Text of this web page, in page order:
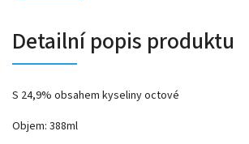
Detailní popis produktu
S 24,9% obsahem kyseliny octové
Objem: 388ml